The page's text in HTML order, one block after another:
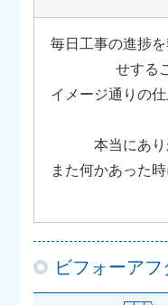
毎日工事の進捗
せする
イメージ通りの
本当にあり
また何かあった
ビフォーアフ